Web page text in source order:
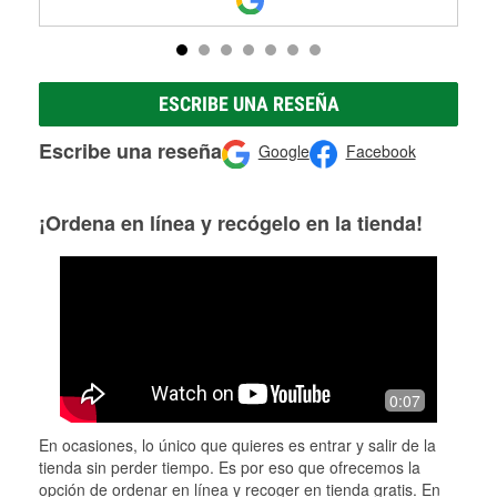
ESCRIBE UNA RESEÑA
Escribe una reseña Google Facebook
¡Ordena en línea y recógelo en la tienda!
0:07
En ocasiones, lo único que quieres es entrar y salir de la
tienda sin perder tiempo. Es por eso que ofrecemos la
opción de ordenar en línea y recoger en tienda gratis. En